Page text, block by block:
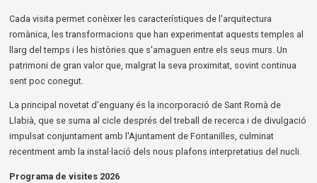
Cada visita permet conèixer les característiques de l'arquitectura
romànica, les transformacions que han experimentat aquests temples al
llarg del temps i les històries que s'amaguen entre els seus murs. Un
patrimoni de gran valor que, malgrat la seva proximitat, sovint continua
sent poc conegut.
La principal novetat d'enguany és la incorporació de Sant Romà de
Llabià, que se suma al cicle després del treball de recerca i de divulgació
impulsat conjuntament amb l'Ajuntament de Fontanilles, culminat
recentment amb la instal·lació dels nous plafons interpretatius del nucli.
Programa de visites 2026